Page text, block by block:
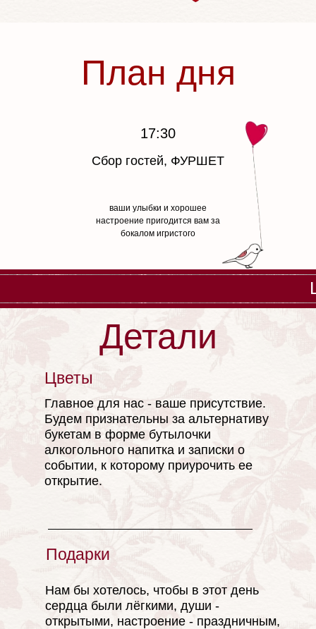
План дня
17:30
Сбор гостей, ФУРШЕТ
ваши улыбки и хорошее
настроение пригодится вам за
бокалом игристого
LOVE
LOVE
Цветы
Нам бы хотелось, чтобы в этот день
сердца были лёгкими, души -
открытыми, настроение - праздничным,
Главное для нас - ваше присутствие.
Будем признательны за альтернативу
букетам в форме бутылочки
алкогольного напитка и записки о
событии, к которому приурочить ее
открытие.
Подарки
Детали